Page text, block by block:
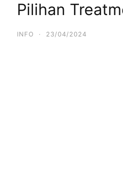
Pilihan
INFO · 23/04/2024